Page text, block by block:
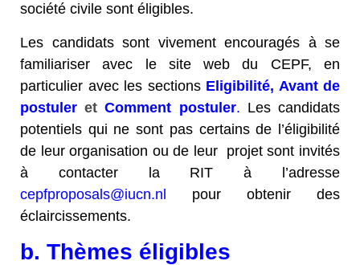
société civile sont éligibles.
Les candidats sont vivement encouragés à se
familiariser avec le site web du CEPF, en
particulier avec les sections Eligibilité, Avant de
postuler etComment postuler. Les candidats
potentiels qui ne sont pas certains de l’éligibilité
de leur organisation ou de leur projet sont invités
à contacter la RIT à l’adresse
cepfproposals@iucn.nl
pour obtenir des
éclaircissements.
b. Thèmes éligibles